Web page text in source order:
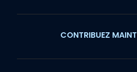
CONTRIBUEZ